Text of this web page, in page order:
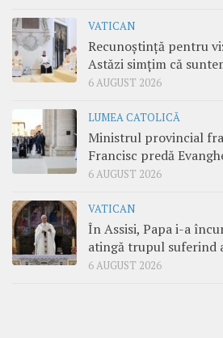
VATICAN
Recunoștință pentru
Astăzi simțim că
6 AUGUST 2026
LUMEA CATOLICĂ
Ministrul provincial
Francisc predă
6 AUGUST 2026
VATICAN
În Assisi, Papa i-a
atingă trupul suferind
6 AUGUST 2026